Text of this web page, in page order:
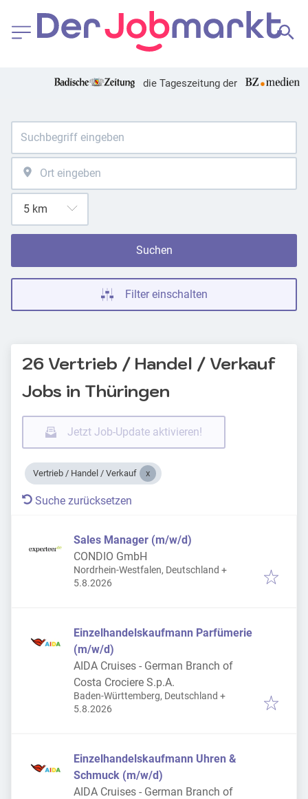
die Tageszeitung der
Suchen
Filter einschalten
26 Vertrieb / Handel / Verkauf
Jobs in Thüringen
Jetzt Job-Update aktivieren!
Vertrieb / Handel / Verkauf
Suche zurücksetzen
Sales Manager (m/w/d)
CONDIO GmbH
Nordrhein-Westfalen, Deutschland +
Veröffentlicht
5.8.2026
Einzelhandelskaufmann Parfümerie
(m/w/d)
AIDA Cruises - German Branch of
Costa Crociere S.p.A.
Baden-Württemberg, Deutschland +
Veröffentlicht
5.8.2026
Einzelhandelskaufmann Uhren &
Schmuck (m/w/d)
AIDA Cruises - German Branch of